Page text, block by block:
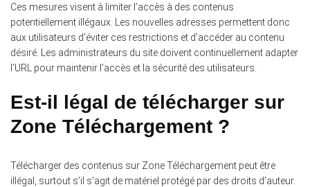
Ces mesures visent à limiter l’accès à des contenus
potentiellement illégaux. Les nouvelles adresses permettent donc
aux utilisateurs d’éviter ces restrictions et d’accéder au contenu
désiré. Les administrateurs du site doivent continuellement adapter
l’URL pour maintenir l’accès et la sécurité des utilisateurs.
Est-il légal de télécharger sur
Zone Téléchargement ?
Télécharger des contenus sur Zone Téléchargement peut être
illégal, surtout s’il s’agit de matériel protégé par des droits d’auteur.